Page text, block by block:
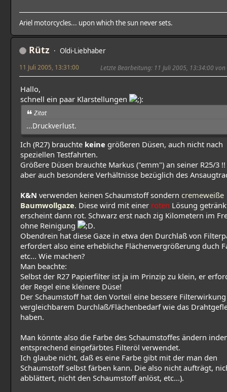
Ariel motorcycles... upon which the sun never sets.
Rütz Oldi-Liebhaber
11 Juli 2005, 13:31:00 Letzte Bearbeitung: 11 Juli 2005, 13:34:00 von
Hallo,
schnell ein paar Klarstellungen
:
Zitat
...Druckverlust.
Ich (R27) brauchte keine größeren Düsen, auch nicht nach
speziellen Testfahrten.
Größere Düsen brauchte Markus ("emm") an seiner R25/3
aber auch besondere Verhältnisse bezüglich des
K&N verwenden keinen Schaumstoff sondern cremeweiße
Baumwollgaze. Diese wird mit einer roten Lösung
erscheint dann rot. Schwarz erst nach zig Kilometern im
ohne Reinigung
.
Obendrein hat diese Gaze in etwa den Durchlaß von
erfordert also eine erhebliche Flächenvergrößerung duch
etc... Wie machen?
Man beachte:
Selbst der R27 Papierfilter ist ja im Prinzip zu klein, er
der Regel eine kleinere Düse!
Der Schaumstoff hat den Vorteil eine bessere
vergleichbarem Durchlaß/Flächenbedarf wie das
haben.
Man könnte also die Farbe des Schaumstoffes ändern
entsprechend eingefärbtes Filteröl verwendet.
Ich glaube nicht, daß es eine Farbe gibt mit der man den
Schaumstoff selbst färben kann. Die also nicht aufträgt,
abblättert, nicht den Schaumstoff anlöst, etc...).